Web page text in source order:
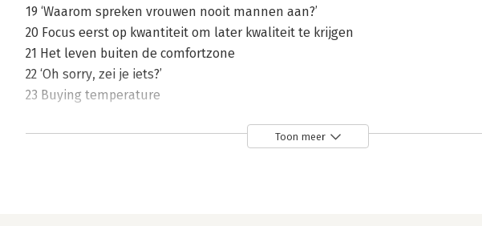
19 ‘Waarom spreken vrouwen nooit mannen aan?’
20 Focus eerst op kwantiteit om later kwaliteit te krijgen
21 Het leven buiten de comfortzone
22 ‘Oh sorry, zei je iets?’
23 Buying temperature
25 ‘Geloof je het zelf?’
Toon meer